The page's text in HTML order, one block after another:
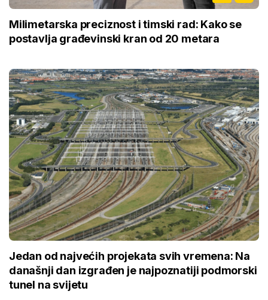
Milimetarska preciznost i timski rad: Kako se
postavlja građevinski kran od 20 metara
Jedan od najvećih projekata svih vremena: Na
današnji dan izgrađen je najpoznatiji podmorski
tunel na svijetu